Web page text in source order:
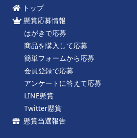
トップ
懸賞応募情報
はがきで応募
商品を購入して応募
簡単フォームから応募
会員登録で応募
アンケートに答えて応募
LINE懸賞
Twitter懸賞
懸賞当選報告